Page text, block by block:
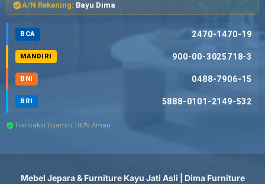
A/N Rekening: Bayu Dima
BCA 2470-1470-19
MANDIRI 900-00-3025718-3
BNI 0488-7906-15
BRI 5888-0101-2149-532
Transaksi Dijamin 100% Aman
Mebel Jepara & Furniture Kayu Jati Asli | Dima Furniture